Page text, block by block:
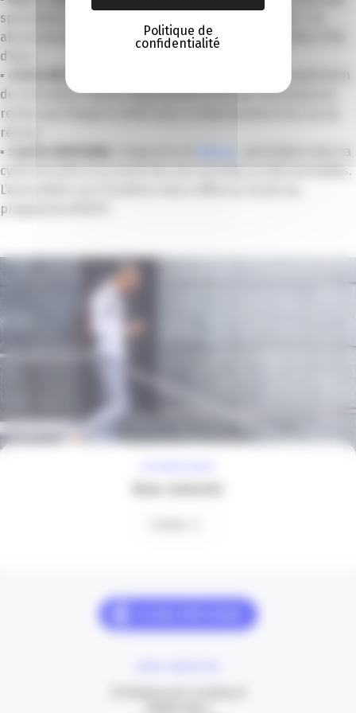
spécialisée dans la pâtisserie sans gluten. Lot offert : un
abonnement d’un an à
La Place Business
d’Azur.
▪
de rencontres basée uniquement sur la voix. Récompense
remise par Bouge ta boîte avec un abonnement d’un an au
réseau.
▪
, spécialisée dans la
cybersécurité et la protection des données professionnelles.
L’association Les Premières Sud a offert un accès au
programme BOOST.
Politique de
confidentialité